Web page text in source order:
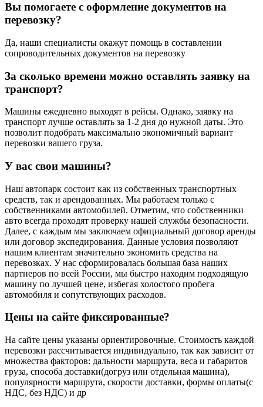
Вы помогаете с оформление документов на
перевозку?
Да, наши специалисты окажут помощь в составлении
сопроводительных документов на перевозку
За сколько времени можно оставлять заявку на
транспорт?
Машины ежедневно выходят в рейсы. Однако, заявку на
транспорт лучше оставлять за 1-2 дня до нужной даты. Это
позволит подобрать максимально экономичный вариант
перевозки вашего груза.
У вас свои машины?
Наш автопарк состоит как из собственных транспортных
средств, так и арендованных. Мы работаем только с
собственниками автомобилей. Отметим, что собственники
авто всегда проходят проверку нашей службы безопасности.
Далее, с каждым мы заключаем официальный договор аренды
или договор экспедирования. Данные условия позволяют
нашим клиентам значительно экономить средства на
перевозках. У нас сформировалась большая база наших
партнеров по всей России, мы быстро находим подходящую
машину по лучшей цене, избегая холостого пробега
автомобиля и сопутствующих расходов.
Цены на сайте фиксированные?
На сайте цены указаны ориентировочные. Стоимость каждой
перевозки рассчитывается индивидуально, так как зависит от
множества факторов: дальности маршрута, веса и габаритов
груза, способа доставки(догруз или отдельная машина),
популярности маршрута, скорости доставки, формы оплаты(с
НДС, без НДС) и др